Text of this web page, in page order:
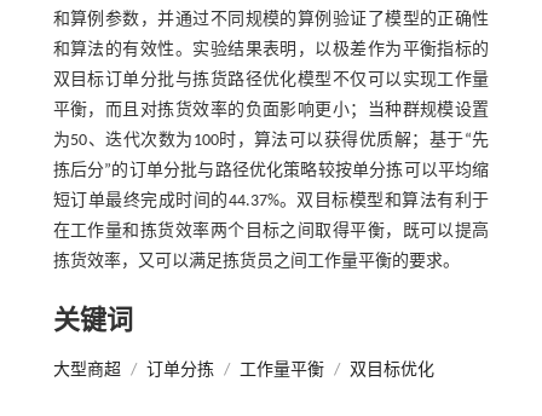
和算例参数，并通过不同规模的算例验证了模型的正确性
和算法的有效性。实验结果表明，以极差作为平衡指标的
双目标订单分批与拣货路径优化模型不仅可以实现工作量
平衡，而且对拣货效率的负面影响更小；当种群规模设置
为50、迭代次数为100时，算法可以获得优质解；基于“先
拣后分”的订单分批与路径优化策略较按单分拣可以平均缩
短订单最终完成时间的44.37%。双目标模型和算法有利于
在工作量和拣货效率两个目标之间取得平衡，既可以提高
拣货效率，又可以满足拣货员之间工作量平衡的要求。
关键词
大型商超 / 订单分拣 / 工作量平衡 / 双目标优化